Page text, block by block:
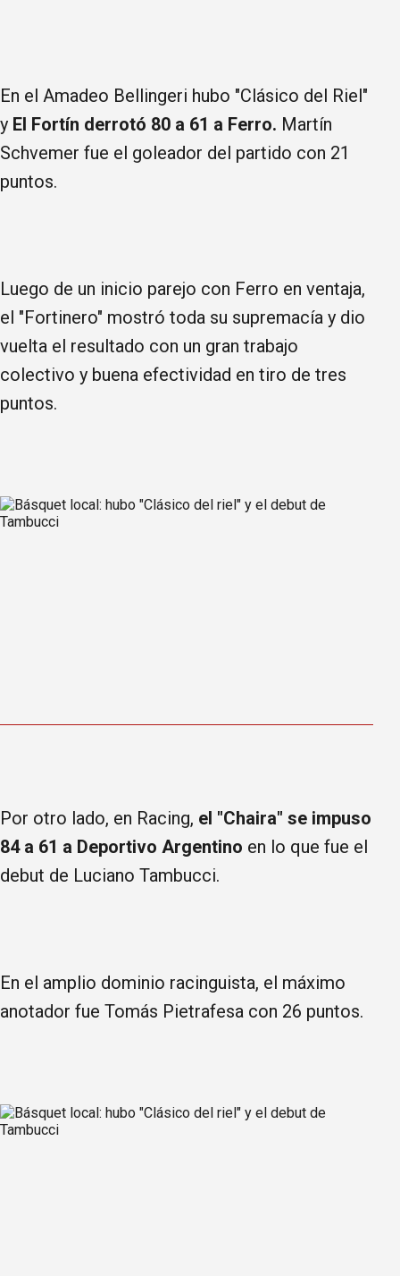
En el Amadeo Bellingeri hubo "Clásico del Riel"
y El Fortín derrotó 80 a 61 a Ferro. Martín
Schvemer fue el goleador del partido con 21
puntos.
Luego de un inicio parejo con Ferro en ventaja,
el "Fortinero" mostró toda su supremacía y dio
vuelta el resultado con un gran trabajo
colectivo y buena efectividad en tiro de tres
puntos.
Por otro lado, en Racing, el "Chaira" se impuso
84 a 61 a Deportivo Argentino en lo que fue el
debut de Luciano Tambucci.
En el amplio dominio racinguista, el máximo
anotador fue Tomás Pietrafesa con 26 puntos.